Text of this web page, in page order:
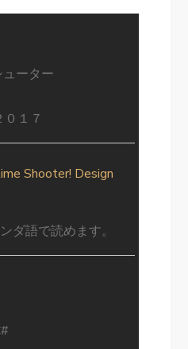
ーター
１７
Shooter! Design
ダ語で読めます。